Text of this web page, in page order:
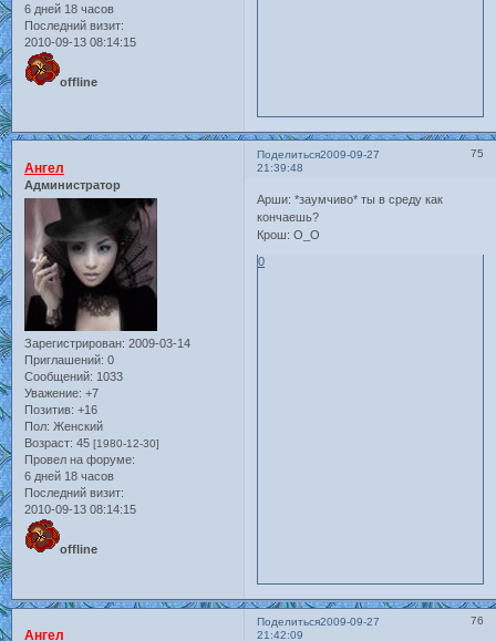
6 дней 18 часов
Последний визит:
2010-09-13 08:14:15
offline
Поделиться 75
2009-09-27
21:39:48
Ангел
Администратор
Зарегистрирован: 2009-03-14
Приглашений: 0
Сообщений: 1033
Уважение: +7
Позитив: +16
Пол: Женский
Возраст: 45 [1980-12-30]
Провел на форуме:
6 дней 18 часов
Последний визит:
2010-09-13 08:14:15
offline
Арши: *заумчиво* ты в среду как
кончаешь?
Крош: О_О
0
Поделиться 76
2009-09-27
21:42:09
Ангел